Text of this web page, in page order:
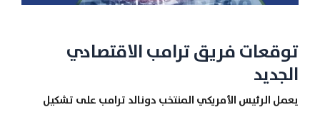
توقعات فريق ترامب الاقتصادي
الجديد
يعمل الرئيس الأمريكي المنتخب دونالد ترامب على تشكيل